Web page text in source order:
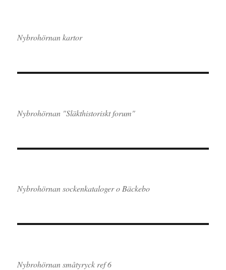
Nybrohörnan kartor
Nybrohörnan "Släkthistoriskt forum"
Nybrohörnan sockenkataloger o Bäckebo
Nybrohörnan småtyryck ref 6